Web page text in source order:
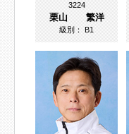
3224
栗山 繁洋
級別：B1